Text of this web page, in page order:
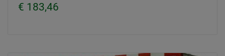
€ 183,46